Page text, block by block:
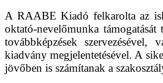
A RAABE Kiadó felkarolta az
oktató-nevelőmunka
továbbképzések szervezésével,
kiadvány megjelentetésével. A
jövőben is számítanak a